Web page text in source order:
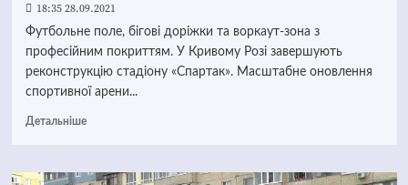
18:35 28.09.2021
Футбольне поле, бігові доріжки та воркаут-зона з
професійним покриттям. У Кривому Розі завершують
реконструкцію стадіону «Спартак». Масштабне оновлення
спортивної арени...
Детальніше